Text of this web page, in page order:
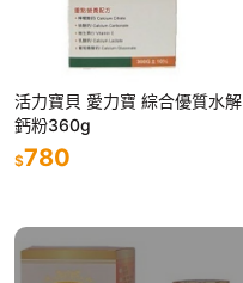
活力寶貝 愛力寶 綜合優質水解
鈣粉360g
$780